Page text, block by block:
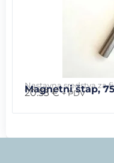
Nastavna sredstva za
Magnetni štap,
20.53€ + PDV